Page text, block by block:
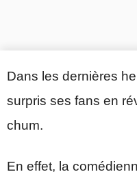
Dans les dernières
surpris ses fans en
chum.
En effet, la